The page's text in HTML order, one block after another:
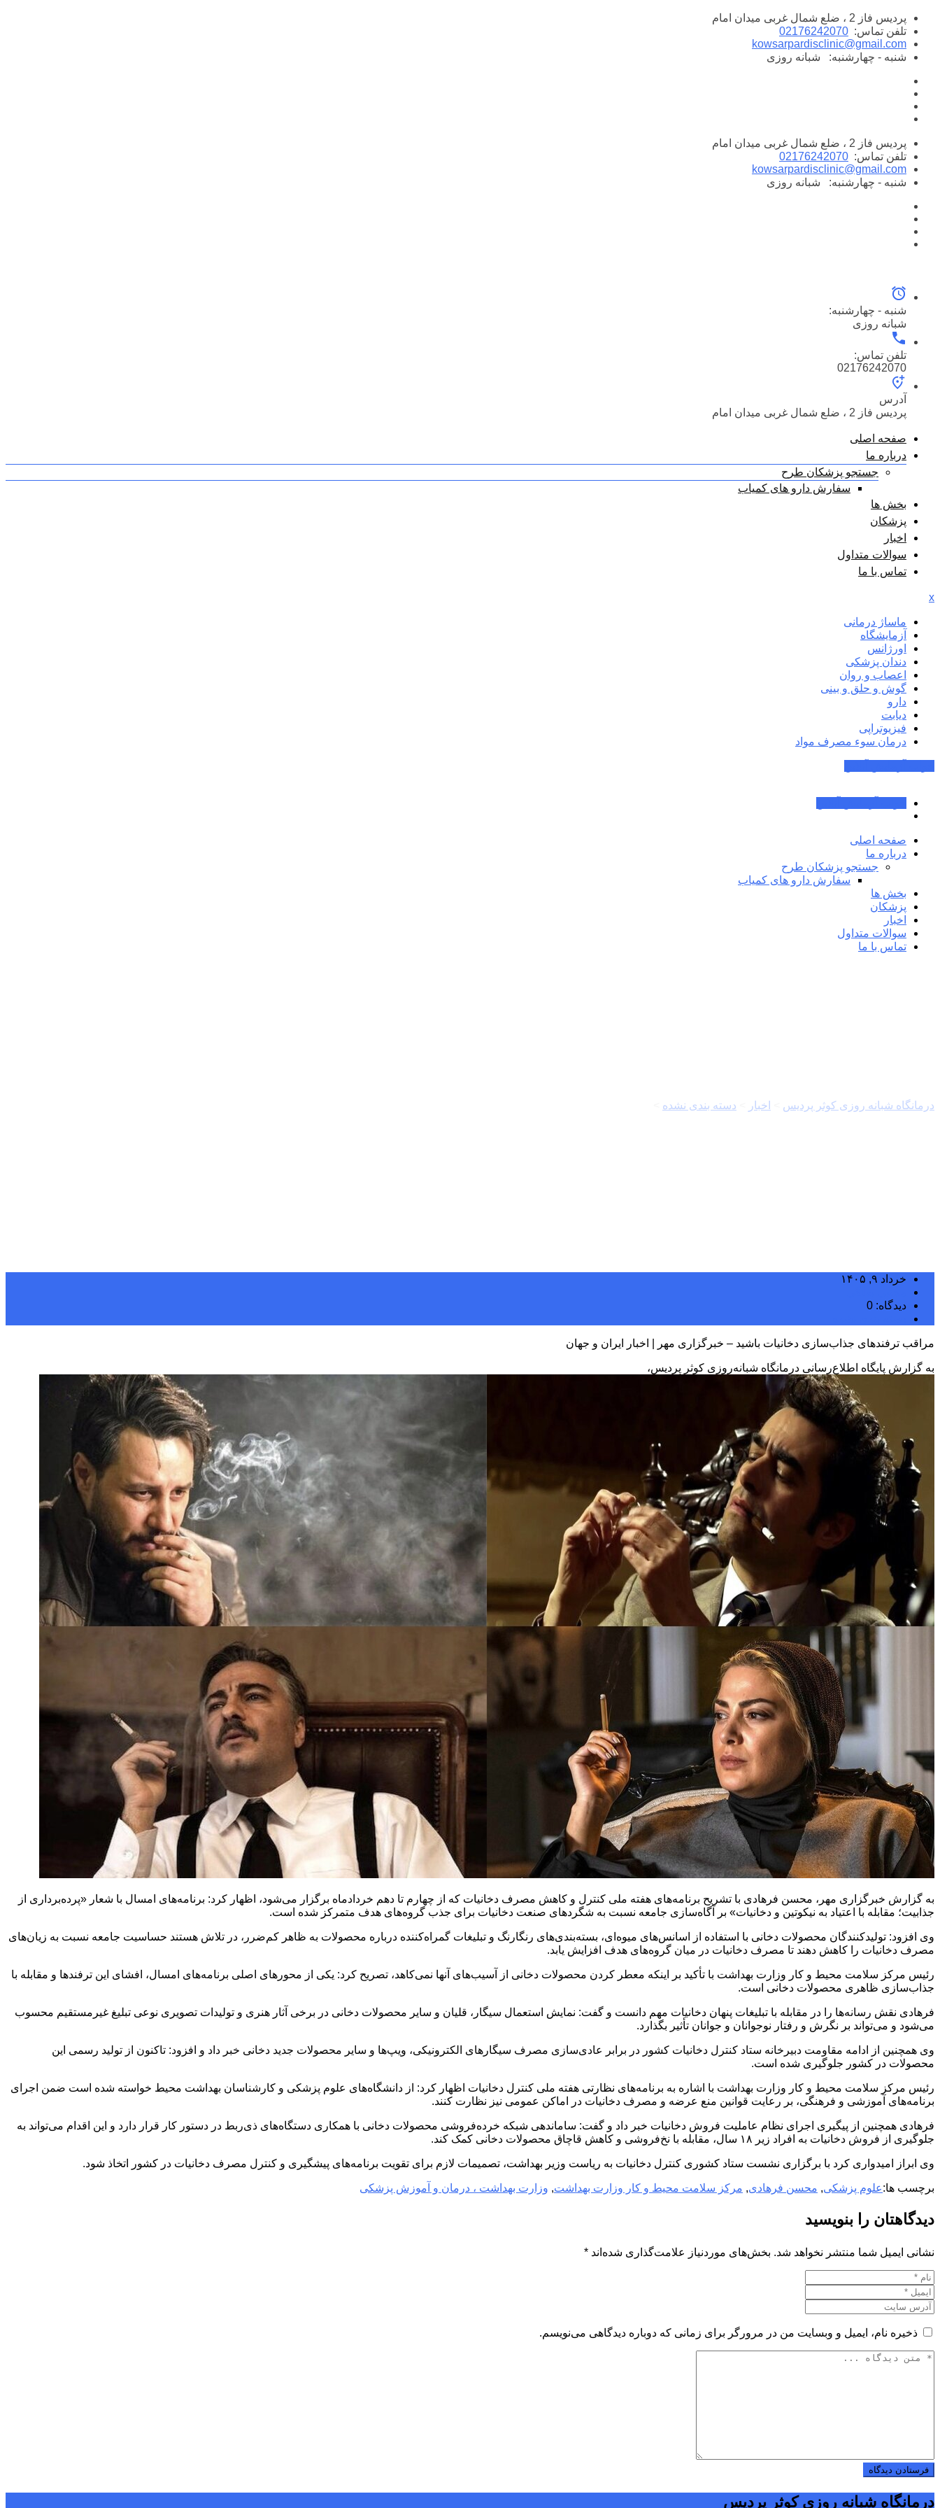
پرش
محتوا
پردیس فاز 2 ، ضلع شمال غربی میدان امام
تلفن تماس: 02176242070
kowsarpardisclinic@gmail.com
شنبه - چهارشنبه:
شبانه روزی
پردیس فاز 2 ، ضلع شمال غربی میدان امام
تلفن تماس: 02176242070
kowsarpardisclinic@gmail.com
شنبه - چهارشنبه:
شبانه روزی
شنبه - چهارشنبه:
شبانه روزی
تلفن تماس:
02176242070
آدرس
پردیس فاز 2 ، ضلع شمال غربی میدان امام
صفحه اصلی
درباره ما
جستجو پزشکان طرح
سفارش دارو های کمیاب
بخش ها
پزشکان
اخبار
سوالات متداول
تماس با ما
x
ماساژ درمانی
آزمایشگاه
اورژانس
دندان پزشکی
اعصاب و روان
گوش و حلق و بینی
دارو
دیابت
فیزیوتراپی
درمان سوء مصرف مواد
صفحه اصلی
درباره ما
جستجو پزشکان طرح
سفارش دارو های کمیاب
بخش ها
پزشکان
اخبار
سوالات متداول
تماس با ما
درمانگاه شبانه روزی کوثر پردیس اخبار دسته بندی نشده
خرداد ۹, ۱۴۰۵
دیدگاه: 0
مراقب ترفندهای جذاب‌سازی دخانیات باشید – خبرگزاری مهر | اخبار ایران و جهان
به گزارش پایگاه اطلاع‌رسانی درمانگاه شبانه‌روزی کوثر پردیس،
به گزارش خبرگزاری مهر، محسن فرهادی با تشریح برنامه‌های هفته ملی کنترل و کاهش مصرف دخانیات که از چهارم تا دهم خردادماه برگزار می‌شود، اظهار کرد: برنامه‌های امسال با شعار «پرده‌برداری از
جذابیت؛ مقابله با اعتیاد به نیکوتین و دخانیات» بر آگاه‌سازی جامعه نسبت به شگردهای صنعت دخانیات برای جذب گروه‌های هدف متمرکز شده است.
وی افزود: تولیدکنندگان محصولات دخانی با استفاده از اسانس‌های میوه‌ای، بسته‌بندی‌های رنگارنگ و تبلیغات گمراه‌کننده درباره محصولات به ظاهر کم‌ضرر، در تلاش هستند حساسیت جامعه نسبت به زیان‌های
مصرف دخانیات را کاهش دهند تا مصرف دخانیات در میان گروه‌های هدف افزایش یابد.
رئیس مرکز سلامت محیط و کار وزارت بهداشت با تأکید بر اینکه معطر کردن محصولات دخانی از آسیب‌های آنها نمی‌کاهد، تصریح کرد: یکی از محورهای اصلی برنامه‌های امسال، افشای این ترفندها و مقابله با
جذاب‌سازی ظاهری محصولات دخانی است.
فرهادی نقش رسانه‌ها را در مقابله با تبلیغات پنهان دخانیات مهم دانست و گفت: نمایش استعمال سیگار، قلیان و سایر محصولات دخانی در برخی آثار هنری و تولیدات تصویری نوعی تبلیغ غیرمستقیم محسوب
می‌شود و می‌تواند بر نگرش و رفتار نوجوانان و جوانان تأثیر بگذارد.
وی همچنین از ادامه مقاومت دبیرخانه ستاد کنترل دخانیات کشور در برابر عادی‌سازی مصرف سیگارهای الکترونیکی، ویپ‌ها و سایر محصولات جدید دخانی خبر داد و افزود: تاکنون از تولید رسمی این
محصولات در کشور جلوگیری شده است.
رئیس مرکز سلامت محیط و کار وزارت بهداشت با اشاره به برنامه‌های نظارتی هفته ملی کنترل دخانیات اظهار کرد: از دانشگاه‌های علوم پزشکی و کارشناسان بهداشت محیط خواسته شده است ضمن اجرای
برنامه‌های آموزشی و فرهنگی، بر رعایت قوانین منع عرضه و مصرف دخانیات در اماکن عمومی نیز نظارت کنند.
فرهادی همچنین از پیگیری اجرای نظام عاملیت فروش دخانیات خبر داد و گفت: ساماندهی شبکه خرده‌فروشی محصولات دخانی با همکاری دستگاه‌های ذی‌ربط در دستور کار قرار دارد و این اقدام می‌تواند به
جلوگیری از فروش دخانیات به افراد زیر ۱۸ سال، مقابله با نخ‌فروشی و کاهش قاچاق محصولات دخانی کمک کند.
وی ابراز امیدواری کرد با برگزاری نشست ستاد کشوری کنترل دخانیات به ریاست وزیر بهداشت، تصمیمات لازم برای تقویت برنامه‌های پیشگیری و کنترل مصرف دخانیات در کشور اتخاذ شود.
برچسب ها:علوم پزشکی, محسن فرهادی, مرکز سلامت محیط و کار وزارت بهداشت, وزارت بهداشت ، درمان و آموزش پزشکی
دیدگاهتان را بنویسید
نشانی ایمیل شما منتشر نخواهد شد. بخش‌های موردنیاز علامت‌گذاری شده‌اند *
ذخیره نام، ایمیل و وبسایت من در مرورگر برای زمانی که دوباره دیدگاهی می‌نویسم.
درمانگاه شبانه روزی کوثر پردیس